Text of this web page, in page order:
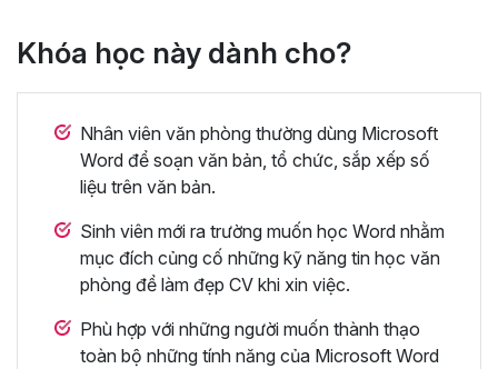
Khóa học này dành cho?
Nhân viên văn phòng thường dùng Microsoft
Word để soạn văn bản, tổ chức, sắp xếp số
liệu trên văn bản.
Sinh viên mới ra trường muốn học Word nhằm
mục đích củng cố những kỹ năng tin học văn
phòng để làm đẹp CV khi xin việc.
Phù hợp với những người muốn thành thạo
toàn bộ những tính năng của Microsoft Word